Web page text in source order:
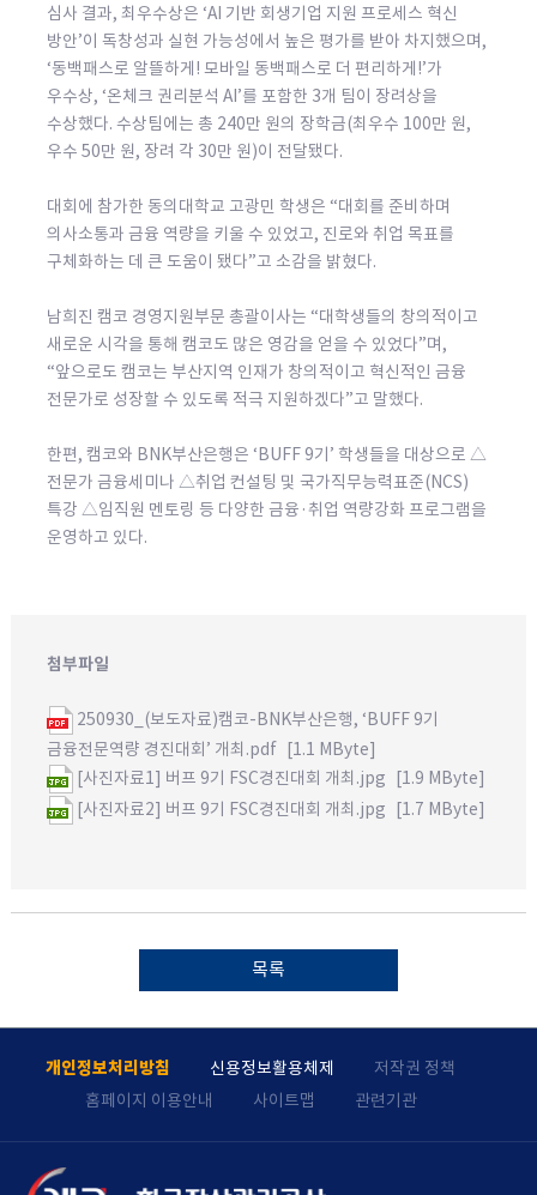
심사 결과, 최우수상은 ‘AI 기반 회생기업 지원 프로세스 혁신
방안’이 독창성과 실현 가능성에서 높은 평가를 받아 차지했으며,
‘동백패스로 알뜰하게! 모바일 동백패스로 더 편리하게!’가
우수상, ‘온체크 권리분석 AI’를 포함한 3개 팀이 장려상을
수상했다. 수상팀에는 총 240만 원의 장학금(최우수 100만 원,
우수 50만 원, 장려 각 30만 원)이 전달됐다.
대회에 참가한 동의대학교 고광민 학생은 “대회를 준비하며
의사소통과 금융 역량을 키울 수 있었고, 진로와 취업 목표를
구체화하는 데 큰 도움이 됐다”고 소감을 밝혔다.
남희진 캠코 경영지원부문 총괄이사는 “대학생들의 창의적이고
새로운 시각을 통해 캠코도 많은 영감을 얻을 수 있었다”며,
“앞으로도 캠코는 부산지역 인재가 창의적이고 혁신적인 금융
전문가로 성장할 수 있도록 적극 지원하겠다”고 말했다.
한편, 캠코와 BNK부산은행은 ‘BUFF 9기’ 학생들을 대상으로 △
전문가 금융세미나 △취업 컨설팅 및 국가직무능력표준(NCS)
특강 △임직원 멘토링 등 다양한 금융·취업 역량강화 프로그램을
운영하고 있다.
첨부파일
250930_(보도자료)캠코-BNK부산은행, ‘BUFF 9기
금융전문역량 경진대회’ 개최.pdf [1.1 MByte]
[사진자료1] 버프 9기 FSC경진대회 개최.jpg [1.9 MByte]
[사진자료2] 버프 9기 FSC경진대회 개최.jpg [1.7 MByte]
목록
개인정보처리방침 신용정보활용체제
저작권 정책
홈페이지 이용안내
사이트맵 관련기관